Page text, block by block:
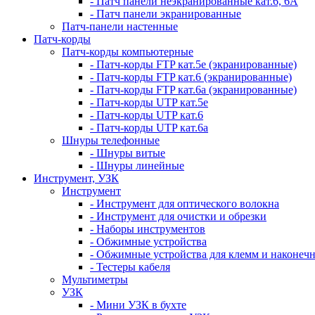
- Патч панели экранированные
Патч-панели настенные
Патч-корды
Патч-корды компьютерные
- Патч-корды FTP кат.5е (экранированные)
- Патч-корды FTP кат.6 (экранированные)
- Патч-корды FTP кат.6а (экранированные)
- Патч-корды UTP кат.5е
- Патч-корды UTP кат.6
- Патч-корды UTP кат.6а
Шнуры телефонные
- Шнуры витые
- Шнуры линейные
Инструмент, УЗК
Инструмент
- Инструмент для оптического волокна
- Инструмент для очистки и обрезки
- Наборы инструментов
- Обжимные устройства
- Обжимные устройства для клемм и
- Тестеры кабеля
Мультиметры
УЗК
- Мини УЗК в бухте